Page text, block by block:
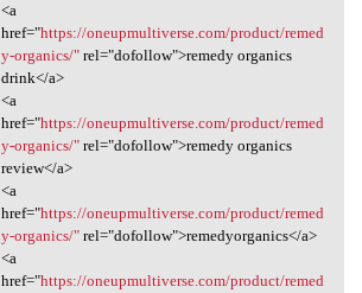
<a
href="https://oneupmultiverse.com/product/remed
y-organics/"rel="dofollow">remedy organics
drink</a>
<a
href="https://oneupmultiverse.com/product/remed
y-organics/"rel="dofollow">remedy organics
review</a>
<a
href="https://oneupmultiverse.com/product/remed
y-organics/"rel="dofollow">remedyorganics</a>
<a
href="https://oneupmultiverse.com/product/remed